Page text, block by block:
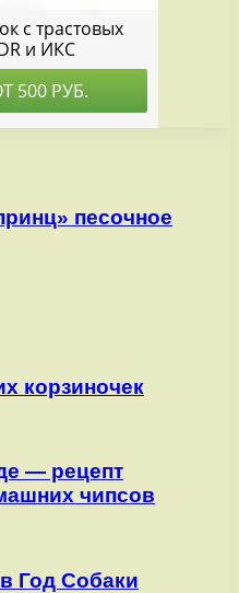
песочное
корзиночек
— рецепт
чипсов
Год Собаки